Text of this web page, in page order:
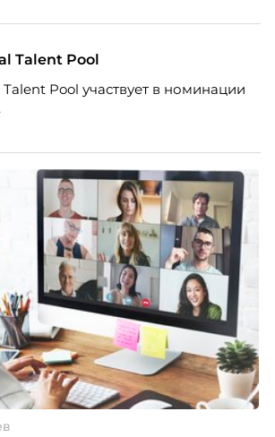
Talent Pool
Pool участвует в номинации